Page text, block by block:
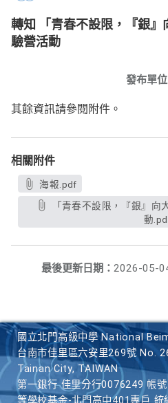
轉知 「青春不設限，『銀
驗營活動
發布單位
其餘資訊請參閱附件。
相關附件
海報.pdf
動
最後更新日期： 2026-05-
國立北門高級中學 National
台南市佳里區六安里269號 No.
Tainan City, TAIWAN
第一銀行 佳里分行0076249 帳
等學校基金-北門高中401專戶